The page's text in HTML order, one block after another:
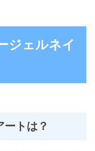
ジェルネイ
ートは？